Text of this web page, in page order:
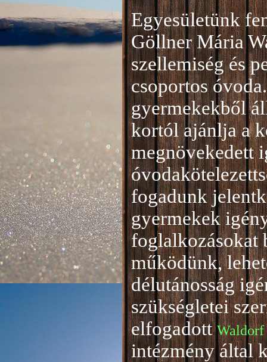
Egyesületünk
Göllner Mária
szellemiség és
csoportos
gyermekekből
kortól ajánlja a
megnövekedett
fogadunk
gyermekek
foglalkozásokat
működünk,
délutánosság
szükségletei
elfogadott Waldorf
intézmény által